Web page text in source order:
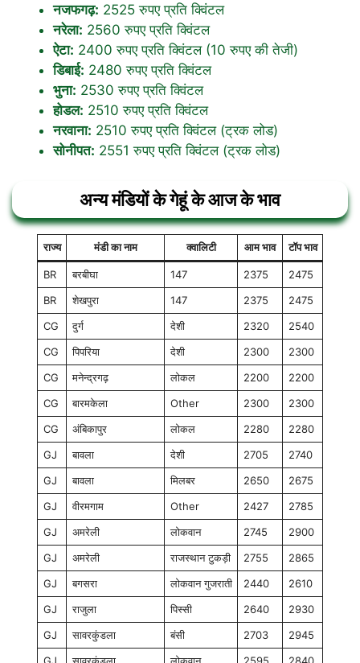
नजफगढ़: 2525 रुपए प्रति क्विंटल
नरेला: 2560 रुपए प्रति क्विंटल
ऐटा: 2400 रुपए प्रति क्विंटल (10 रुपए की तेजी)
डिबाई: 2480 रुपए प्रति क्विंटल
भुना: 2530 रुपए प्रति क्विंटल
होडल: 2510 रुपए प्रति क्विंटल
नरवाना: 2510 रुपए प्रति क्विंटल (ट्रक लोड)
सोनीपत: 2551 रुपए प्रति क्विंटल (ट्रक लोड)
अन्य मंडियों के गेहूं के आज के भाव
राज्य मंडी का नाम क्वालिटी आम भाव टॉप भाव
BR बरबीघा 147 2375
2475
BR
शेखपुरा 147 2375
2475
CG
दुर्ग देशी 2320
2540
CG
पिपरिया देशी 2300
2300
CG
मनेन्द्रगढ़ लोकल 2200
2200
CG
बारमकेला Other 2300
2300
CG
अंबिकापुर लोकल 2280
2280
GJ
बावला देशी 2705
2740
GJ
बावला मिलबर 2650
2675
GJ
वीरमगाम Other 2427
2785
GJ
अमरेली लोकवान 2745
2900
GJ
अमरेली राजस्थान टुकड़ी 2755
2865
GJ
बगसरा लोकवान गुजराती 2440
2610
GJ
राजुला पिस्सी 2640
2930
GJ
सावरकुंडला बंसी 2703
2945